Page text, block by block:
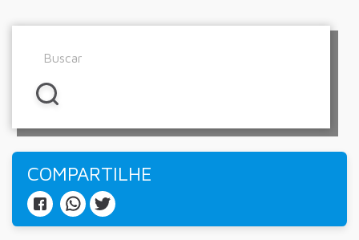
COMPARTILHE